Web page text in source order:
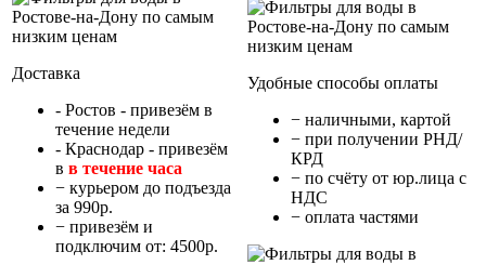
Доставка
- Ростов - привезём в
течение недели
- Краснодар - привезём
в в течение часа
− курьером до подъезда
за 990р.
− привезём и
подключим от: 4500р.
Удобные способы оплаты
− наличными, картой
− при получении РНД/
КРД
− по счёту от юр.лица с
НДС
− оплата частями